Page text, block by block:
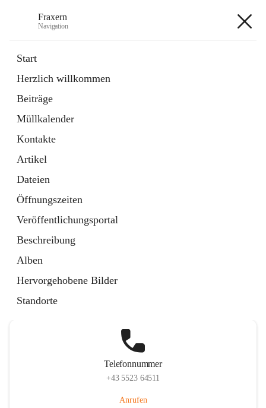
Fraxern
Navigation
Start
Herzlich willkommen
Beiträge
Müllkalender
Kontakte
Artikel
Dateien
Öffnungszeiten
Veröffentlichungsportal
Beschreibung
Alben
Hervorgehobene Bilder
Standorte
Ordner
in
Tab
Formulare
Artikel
öffnet
in
neuem
Tab
Telefonnummer
+43 5523 64511
Anrufen